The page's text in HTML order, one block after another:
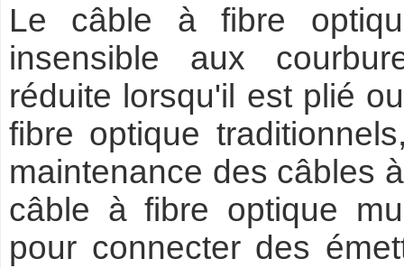
Le câble à fibre
insensible aux
réduite lorsqu'il est plié
fibre optique
maintenance des câbles
câble à fibre optique
pour connecter des